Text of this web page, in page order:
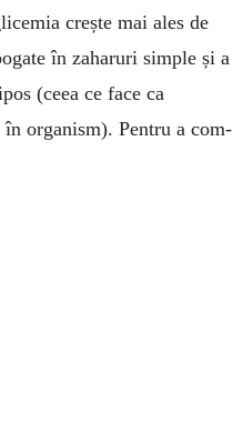
creș­te mai ales de
în zaharuri simple și a
(ceea ce face ca
în organism). Pentru a com­